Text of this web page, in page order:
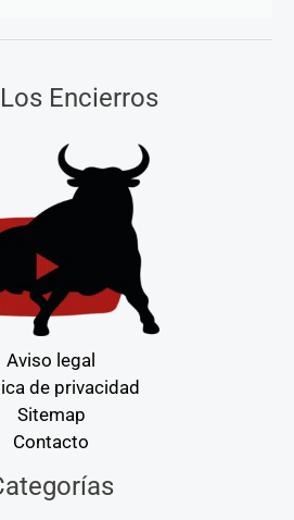
Encierros
Aviso legal
de privacidad
Sitemap
Contacto